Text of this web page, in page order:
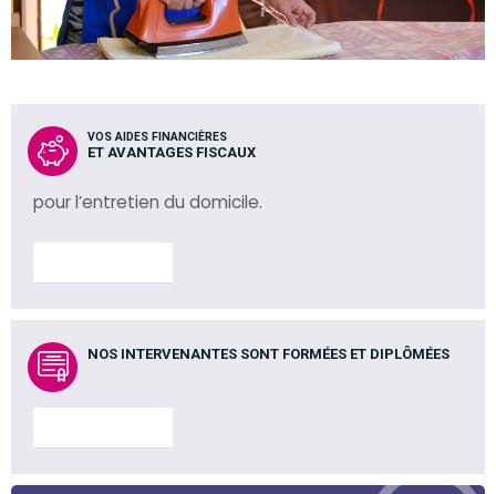
VOS AIDES FINANCIÈRES
ET AVANTAGES FISCAUX
pour l’entretien du domicile.
NOS INTERVENANTES SONT FORMÉES ET DIPLÔMÉES